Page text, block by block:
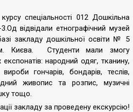
спеціальності 012 Дошкільна
відвідали етнографічний музей
закладу дошкільної освіти № 5
Києва. Студенти мали змогу
народний одяг, тканину,
гончарів, бондарів, теслів,
живопис та розпис, музичні
тощо.
закладу за проведену екскурсію!